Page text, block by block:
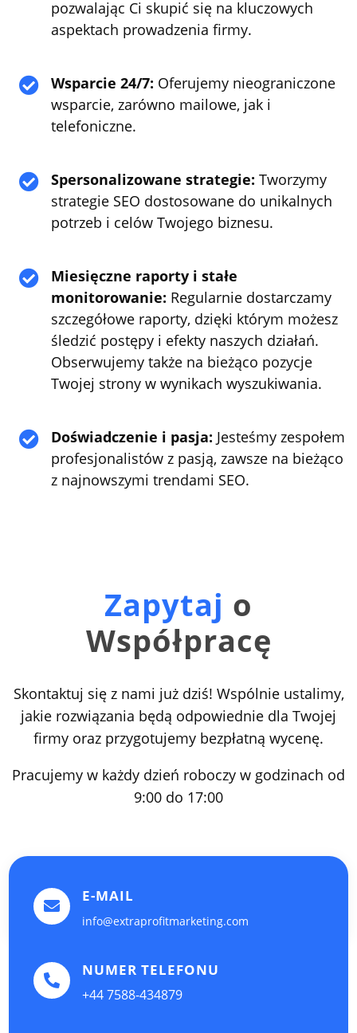
pozwalając Ci skupić się na kluczowych
aspektach prowadzenia firmy.
 Wsparcie 24/7: Oferujemy nieograniczone
wsparcie, zarówno mailowe, jak i
telefoniczne.
 Spersonalizowane strategie: Tworzymy
strategie SEO dostosowane do unikalnych
potrzeb i celów Twojego biznesu.

Miesięczne raporty i stałe
monitorowanie: Regularnie dostarczamy
szczegółowe raporty, dzięki którym możesz
śledzić postępy i efekty naszych działań.
Obserwujemy także na bieżąco pozycje
Twojej strony w wynikach wyszukiwania.
 Doświadczenie i pasja: Jesteśmy zespołem
profesjonalistów z pasją, zawsze na bieżąco
z najnowszymi trendami SEO.
Zapytaj o
Współpracę
Skontaktuj się z nami już dziś! Wspólnie ustalimy,
jakie rozwiązania będą odpowiednie dla Twojej
firmy oraz przygotujemy bezpłatną wycenę.
Pracujemy w każdy dzień roboczy w godzinach od
9:00 do 17:00

E-MAIL
info@extraprofitmarketing.com

NUMER TELEFONU
+44 7588-434879